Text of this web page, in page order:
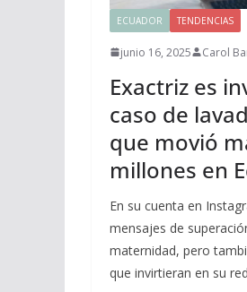
ECUADOR TENDENCIAS
junio 16, 2025 Carol
Exactriz es
caso de
que movió
millones en
En su cuenta en
mensajes de
maternidad, pero
que invirtieran en su